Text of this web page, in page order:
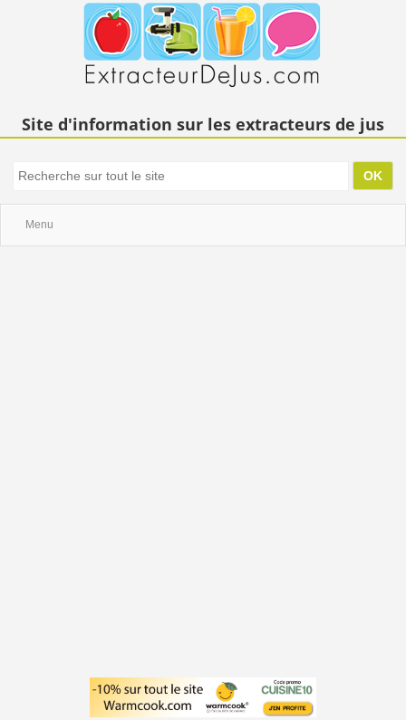
Site d'information sur les extracteurs de jus
Menu